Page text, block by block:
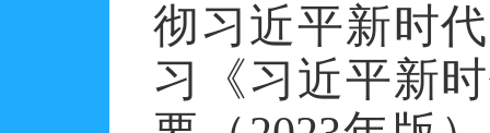
彻习近平新时
习《习近平新